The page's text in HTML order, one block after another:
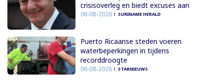
crisisoverleg en biedt excuses aan
06-08-2026 SURINAME HERALD
Puerto Ricaanse steden voeren
waterbeperkingen in tijdens
recorddroogte
06-08-2026 STARNIEUWS